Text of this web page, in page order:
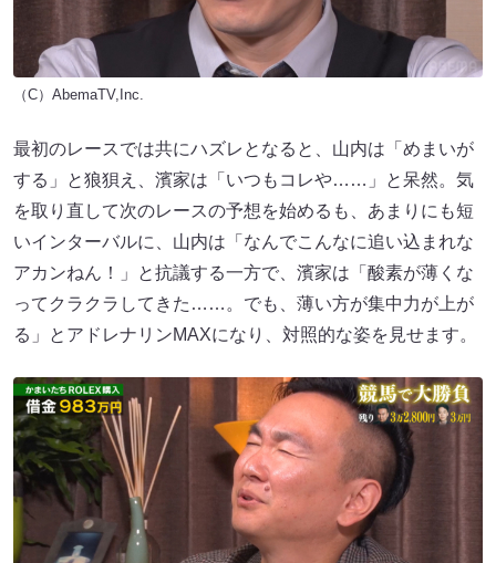
（C）AbemaTV,Inc.
最初のレースでは共にハズレとなると、山内は「めまいが
する」と狼狽え、濱家は「いつもコレや……」と呆然。気
を取り直して次のレースの予想を始めるも、あまりにも短
いインターバルに、山内は「なんでこんなに追い込まれな
アカンねん！」と抗議する一方で、濱家は「酸素が薄くな
ってクラクラしてきた……。でも、薄い方が集中力が上が
る」とアドレナリンMAXになり、対照的な姿を見せます。